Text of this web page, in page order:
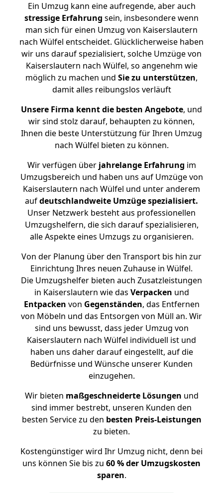
Ein Umzug kann eine aufregende, aber auch
stressige Erfahrung sein, insbesondere wenn
man sich für einen Umzug von Kaiserslautern
nach Wülfel entscheidet. Glücklicherweise haben
wir uns darauf spezialisiert, solche Umzüge von
Kaiserslautern nach Wülfel, so angenehm wie
möglich zu machen und Sie zu unterstützen,
damit alles reibungslos verläuft
Unsere Firma kennt die besten Angebote, und
wir sind stolz darauf, behaupten zu können,
Ihnen die beste Unterstützung für Ihren Umzug
nach Wülfel bieten zu können.
Wir verfügen überjahrelange Erfahrung im
Umzugsbereich und haben uns auf Umzüge von
Kaiserslautern nach Wülfel und unter anderem
aufdeutschlandweite Umzüge spezialisiert.
Unser Netzwerk besteht aus professionellen
Umzugshelfern, die sich darauf spezialisieren,
alle Aspekte eines Umzugs zu organisieren.
Von der Planung über den Transport bis hin zur
Einrichtung Ihres neuen Zuhause in Wülfel.
Die Umzugshelfer bieten auch Zusatzleistungen
in Kaiserslautern wie das Verpacken und
Entpacken von Gegenständen, das Entfernen
von Möbeln und das Entsorgen von Müll an. Wir
sind uns bewusst, dass jeder Umzug von
Kaiserslautern nach Wülfel individuell ist und
haben uns daher darauf eingestellt, auf die
Bedürfnisse und Wünsche unserer Kunden
einzugehen.
Wir bieten maßgeschneiderte Lösungen und
sind immer bestrebt, unseren Kunden den
besten Service zu den besten Preis-Leistungen
zu bieten.
Kostengünstiger wird Ihr Umzug nicht, denn bei
uns können Sie bis zu 60 % der Umzugskosten
sparen.